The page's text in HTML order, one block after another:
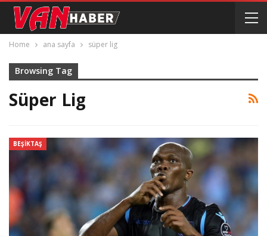
Home ana sayfa süper lig
Browsing Tag
Süper Lig
BEŞIKTAŞ